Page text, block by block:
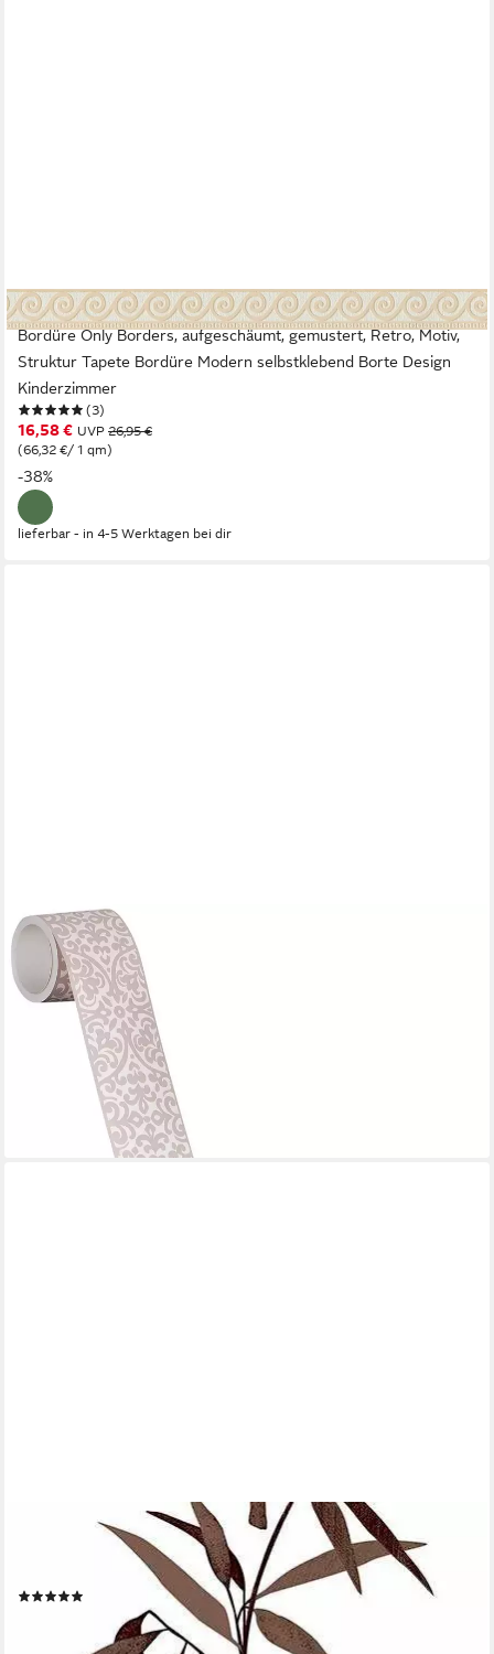
A.S. CRÉATION
Bordüre Only Borders, aufgeschäumt, gemustert, Retro, Motiv,
Struktur Tapete Bordüre Modern selbstklebend Borte Design
Kinderzimmer
(3)
16,58 € UVP 26,95 €
(66,32 €/ 1 qm)
-38%
lieferbar - in 4-5 Werktagen bei dir
A.S. CRÉATION
Bordüre Only Borders 11, strukturiert, Barock, ornamental, Motiv,
Bordüre selbstklebend Barock Bordüre Papier Wand Decke
Schräge modern
UVP26,95 €
(69,16 €/ 1 qm)
lieferbar - in 4-5 Werktagen bei dir
LIVING WALLS
Bordüre pop.up Panel, glatt, floral, geblümt, Palmen Tapete
Japanisch Borte Wohnzimmer Schlafzimmer Küche Design
UVP41,95 €